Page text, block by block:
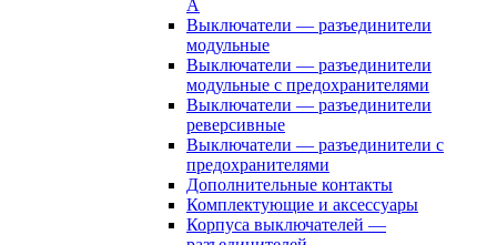
А
Выключатели — разъединители
модульные
Выключатели — разъединители
модульные с предохранителями
Выключатели — разъединители
реверсивные
Выключатели — разъединители с
предохранителями
Дополнительные контакты
Комплектующие и аксессуары
Корпуса выключателей —